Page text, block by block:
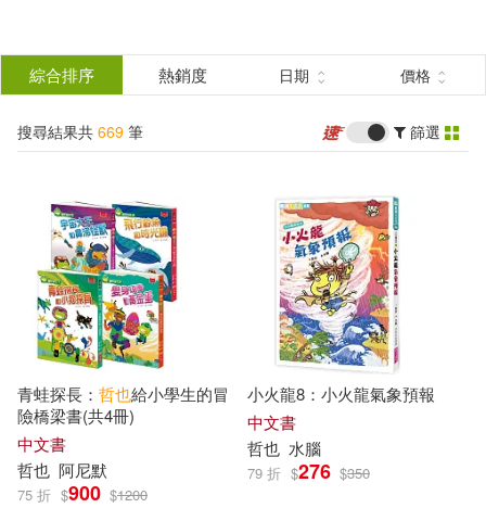
結
分類 (單選)
所有商品(669) 圖書(449)
影音(7) 雜誌(25)
電子書(159)
作者 (可複選)
哲也(157) 猿渡哲也(80)
哲也研究室(63) 小柴哲也(31)
綜合排序 熱銷度 日期 價格
搜尋結果共 669 筆 篩選
青蛙探長： 哲也給小學生的冒
險橋梁書(共4冊)
中文書
哲也 阿尼默
75 折 $900 $1200
小火龍8：小火龍氣象預報
中文書
哲也 水腦
79 折 $276 $350